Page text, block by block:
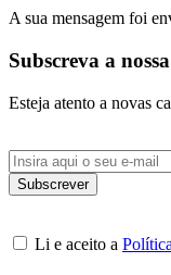
A sua mensagem foi
Subscreva a
Esteja atento a novas
Li e aceito a